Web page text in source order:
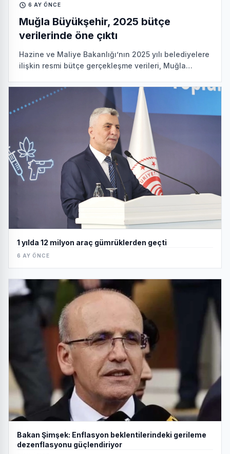
6 AY ÖNCE
Muğla Büyükşehir, 2025 bütçe
verilerinde öne çıktı
Hazine ve Maliye Bakanlığı’nın 2025 yılı belediyelere
ilişkin resmi bütçe gerçekleşme verileri, Muğla
mali di
1 yılda 12 milyon araç gümrüklerden geçti
6 AY ÖNCE
Bakan Şimşek: Enflasyon beklentilerindeki gerileme
dezenflasyonu güçlendiriyor